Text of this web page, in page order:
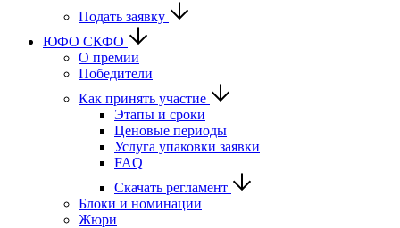
Подать заявку
ЮФО СКФО
О премии
Победители
Как принять участие
Этапы и сроки
Ценовые периоды
Услуга упаковки заявки
FAQ
Скачать регламент
Блоки и номинации
Жюри